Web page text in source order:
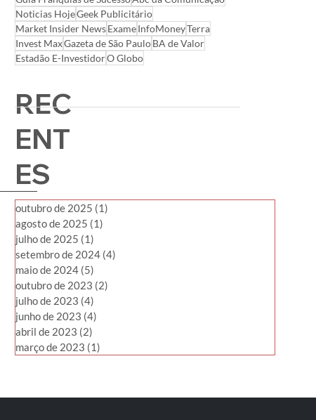
Noticias HojeGeek Publicitário
Market Insider NewsExameInfoMoneyTerra
Invest MaxGazeta de São PauloBA de Valor
Estadão E-InvestidorO Globo
REC
ENT
ES
outubro de 2025 (1)
agosto de 2025 (1)
julho de 2025 (1)
setembro de 2024 (4)
maio de 2024 (5)
outubro de 2023 (2)
julho de 2023 (4)
junho de 2023 (4)
abril de 2023 (2)
março de 2023 (1)